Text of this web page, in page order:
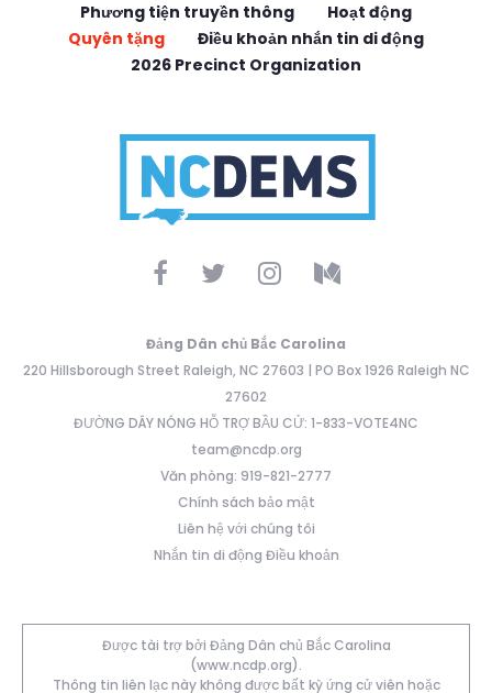
Phương tiện truyền thông
Hoạt động
Quyên tặng
Điều khoản nhắn tin di động
2026 Precinct Organization
Đảng Dân chủ Bắc Carolina
220 Hillsborough Street Raleigh, NC 27603 | PO Box 1926 Raleigh NC
27602
ĐƯỜNG DÂY NÓNG HỖ TRỢ BẦU CỬ: 1-833-VOTE4NC
team@ncdp.org
Văn phòng: 919-821-2777
Chính sách bảo mật
Liên hệ với chúng tôi
Nhắn tin di động Điều khoản
Được tài trợ bởi Đảng Dân chủ Bắc Carolina
(www.ncdp.org).
Thông tin liên lạc này không được bất kỳ ứng cử viên hoặc